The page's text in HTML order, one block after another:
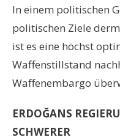
In einem politischen
politischen Ziele
ist es eine höchst
Waffenstillstand
Waffenembargo
ERDOĞANS
SCHWERER